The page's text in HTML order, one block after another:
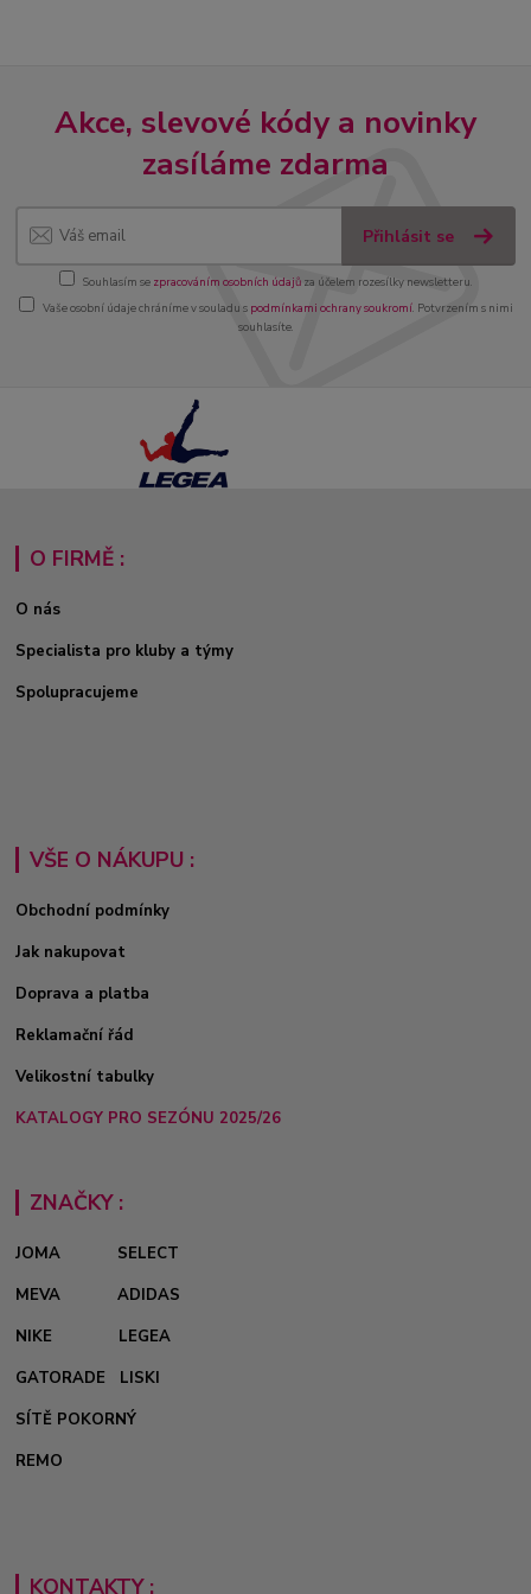
Akce, slevové kódy a novinky
zasíláme zdarma
Přihlásit se
Souhlasím se zpracováním osobních údajůza účelem rozesílky newsletteru.
Vaše osobní údaje chráníme v souladu s podmínkami ochrany soukromí. Potvrzením s nimi
souhlasíte.
O FIRMĚ :
O nás
Specialista pro kluby a týmy
Spolupracujeme
VŠE O NÁKUPU :
Obchodní podmínky
Jak nakupovat
Doprava a platba
Reklamační řád
Velikostní tabulky
KATALOGY PRO SEZÓNU 2025/26
ZNAČKY :
JOMA
SELECT
MEVA
ADIDAS
NIKE
LEGEA
GATORADE
LISKI
SÍTĚ POKORNÝ
REMO
KONTAKTY :